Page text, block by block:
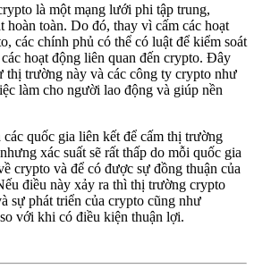
là một mạng lưới phi tập trung,
hoàn toàn. Do đó, thay vì cấm các hoạt
các chính phủ có thể có luật để kiểm soát
hoạt động liên quan đến crypto. Đây
thị trường này và các công ty crypto như
làm cho người lao động và giúp nền
quốc gia liên kết để cấm thị trường
xác suất sẽ rất thấp do mỗi quốc gia
crypto và để có được sự đồng thuận của
điều này xảy ra thì thị trường crypto
sự phát triển của crypto cũng như
với khi có điều kiện thuận lợi.